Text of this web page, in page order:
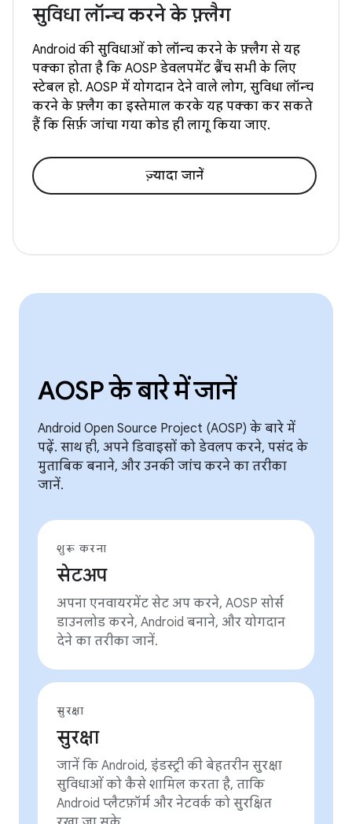
सुविधा लॉन्च करने के फ़्लैग
Android की सुविधाओं को लॉन्च करने के फ़्लैग से यह
पक्का होता है कि AOSP डेवलपमेंट ब्रैंच सभी के लिए
स्टेबल हो. AOSP में योगदान देने वाले लोग, सुविधा लॉन्च
करने के फ़्लैग का इस्तेमाल करके यह पक्का कर सकते
हैं कि सिर्फ़ जांचा गया कोड ही लागू किया जाए.
ज़्यादा जानें
AOSP के बारे में जानें
Android Open Source Project (AOSP) के बारे में
पढ़ें. साथ ही, अपने डिवाइसों को डेवलप करने, पसंद के
मुताबिक बनाने, और उनकी जांच करने का तरीका
जानें.
शुरू करना
सेटअप
अपना एनवायरमेंट सेट अप करने, AOSP सोर्स
डाउनलोड करने, Android बनाने, और योगदान
देने का तरीका जानें.
सुरक्षा
सुरक्षा
जानें कि Android, इंडस्ट्री की बेहतरीन सुरक्षा
सुविधाओं को कैसे शामिल करता है, ताकि
Android प्लैटफ़ॉर्म और नेटवर्क को सुरक्षित